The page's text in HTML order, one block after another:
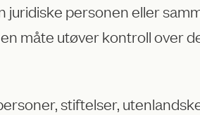
juridiske personen eller
måte utøver kontroll over
stiftelser,